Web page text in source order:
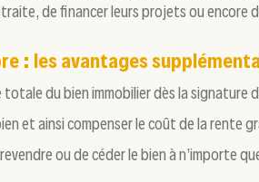
de financer leurs projets ou encore
: les avantages
totale du bien immobilier dès la signature
et ainsi compenser le coût de la rente
ou de céder le bien à n’importe